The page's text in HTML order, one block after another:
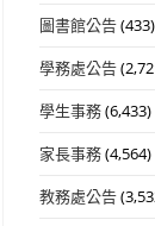
圖書館公告(433)
學務處公告
學生事務(6,433)
家長事務(4,564)
教務處公告